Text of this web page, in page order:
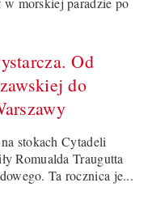
Od
do
stokach Cytadeli
Romualda Traugutta
Ta rocznica je...